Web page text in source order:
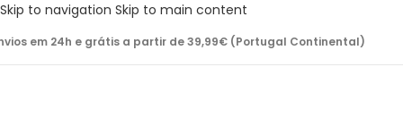
Skip to navigation Skip to main content
em 24h e grátis a partir de 39,99€ (Portugal Continental)